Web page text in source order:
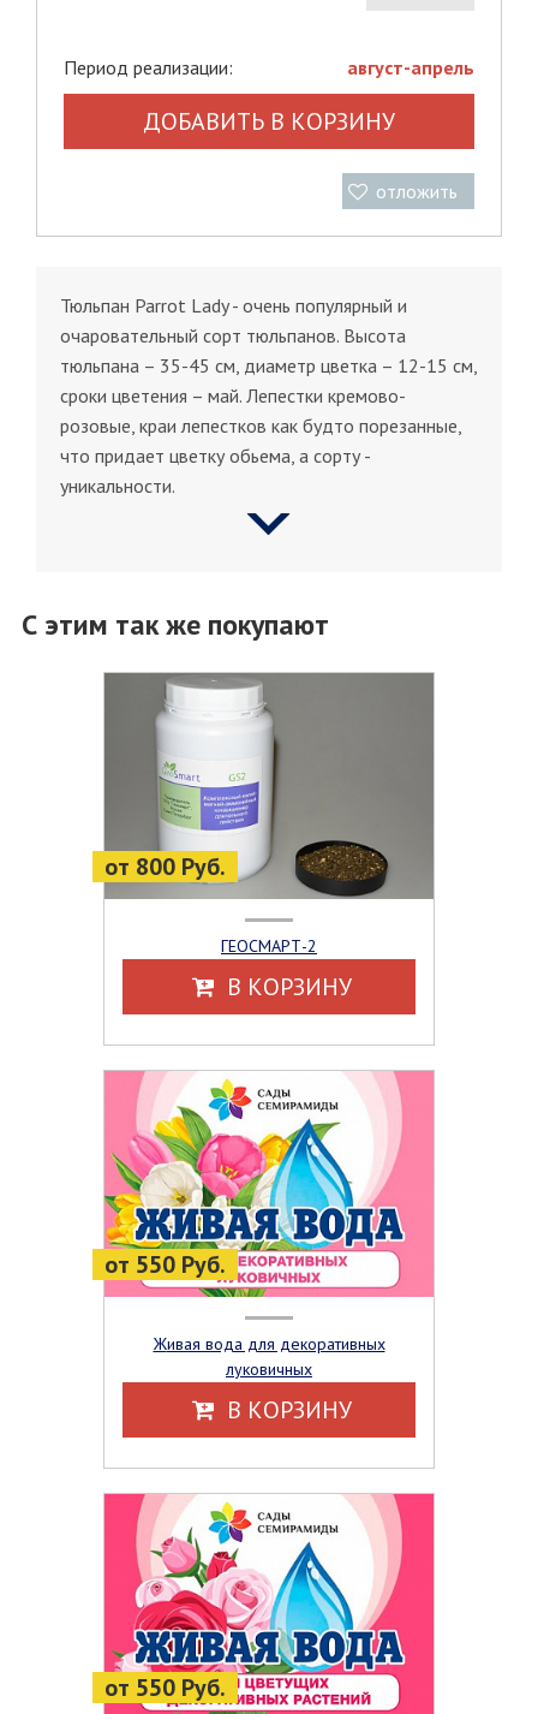
Период реализации: август-апрель
ДОБАВИТЬ В КОРЗИНУ
отложить
Тюльпан Parrot Lady - очень популярный и
очаровательный сорт тюльпанов. Высота
тюльпана – 35-45 см, диаметр цветка – 12-15 см,
сроки цветения – май. Лепестки кремово-
розовые, краи лепестков как будто порезанные,
что придает цветку обьема, а сорту -
уникальности.
С этим так же покупают
от 800 Руб.
ГЕОСМАРТ-2
В КОРЗИНУ
от 550 Руб.
Живая вода для декоративных
луковичных
В КОРЗИНУ
от 550 Руб.